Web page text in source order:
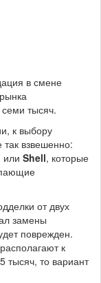
в смене
тысяч.
к выбору
взвешенно:
или Shell, которые
от двух
замены
поврежден.
к
тысяч, то вариант